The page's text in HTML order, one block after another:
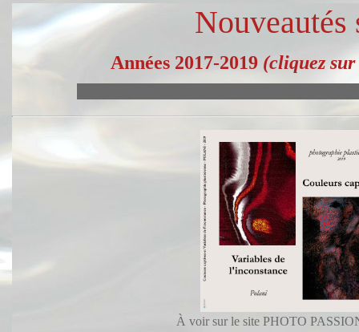
Nouveautés
Années 2017-2019 (cliquez
À voir sur le site PHOTO